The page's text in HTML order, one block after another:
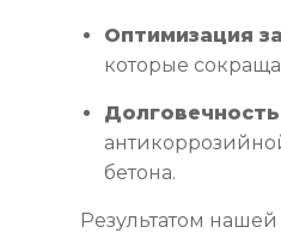
Оптимизация
которые
бетона.
Результатом